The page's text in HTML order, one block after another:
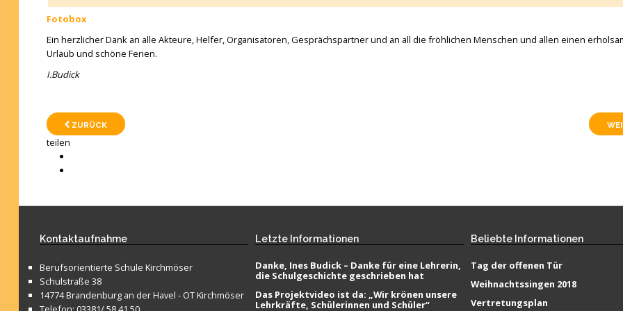
Fotobox
Ein herzlicher Dank an alle Akteure, Helfer, Organisatoren, Gesprächspartner und an all die fröhlichen Menschen und allen einen
Urlaub und schöne Ferien.
I.Budick
ZURÜCK
teilen
Kontaktaufnahme
Berufsorientierte Schule Kirchmöser
Schulstraße 38
14774 Brandenburg an der Havel - OT Kirchmöser
Letzte Informationen
Danke, Ines Budick – Danke für eine Lehrerin,
die Schulgeschichte geschrieben hat
Das Projektvideo ist da: „Wir krönen unsere
Lehrkräfte, Schülerinnen und Schüler“
Beliebte Informationen
Tag der offenen Tür
Weihnachtssingen 2018
Vertretungsplan